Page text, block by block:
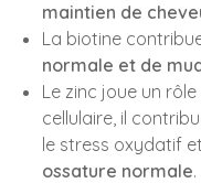
maintien de
La biotine
normale et de
Le zinc joue un
cellulaire, il
le stress oxydatif
ossature normale.